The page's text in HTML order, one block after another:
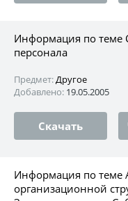
Информация по теме
персонала
Предмет:Другое
Добавлено: 19.05.2005
Скачать
Информация по теме
организационной